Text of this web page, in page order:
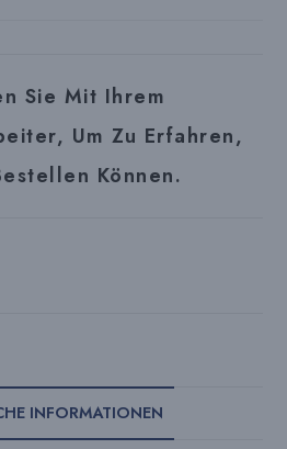
Sie Mit Ihrem
Um Zu Erfahren,
Können.
INFORMATIONEN